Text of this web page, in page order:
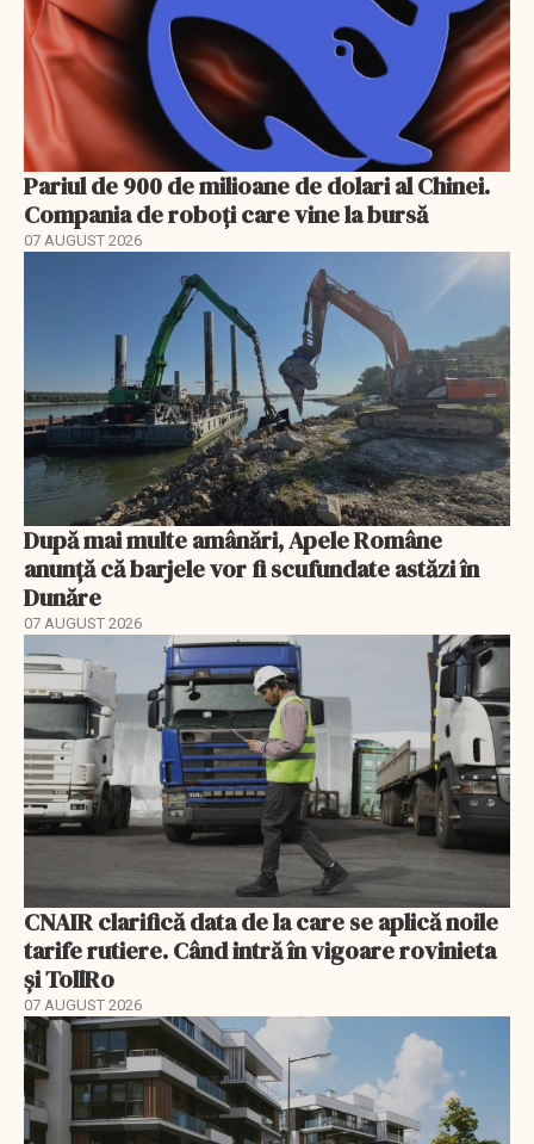
Pariul de 900 de milioane de dolari al Chinei.
Compania de roboți care vine la bursă
07 AUGUST 2026
După mai multe amânări, Apele Române
anunță că barjele vor fi scufundate astăzi în
Dunăre
07 AUGUST 2026
CNAIR clarifică data de la care se aplică noile
tarife rutiere. Când intră în vigoare rovinieta
și TollRo
07 AUGUST 2026